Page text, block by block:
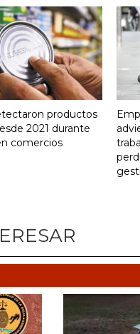
productos
2021 durante
comercios